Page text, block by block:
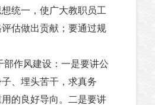
统一，使广大教职员工
估做出贡献；要通过规
作风建设：一是要讲公
、埋头苦干，求真务
的良好导向。二是要讲